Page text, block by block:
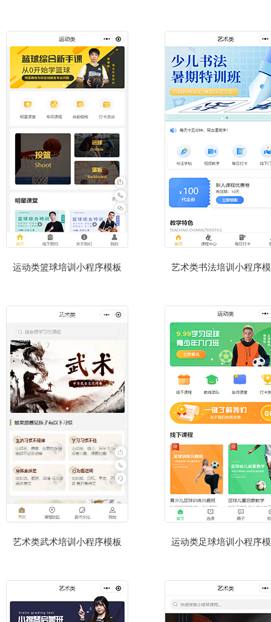
运动类篮球培训小程序模板 艺术类书法培训小程序
艺术类武术培训小程序模板 运动类足球培训小程序